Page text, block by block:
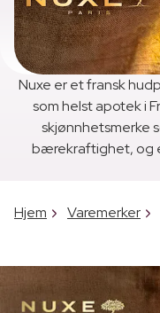
Nuxe er et fransk
som helst apotek i
skjønnhetsmerke
bærekraftighet, og
Hjem Varemerker